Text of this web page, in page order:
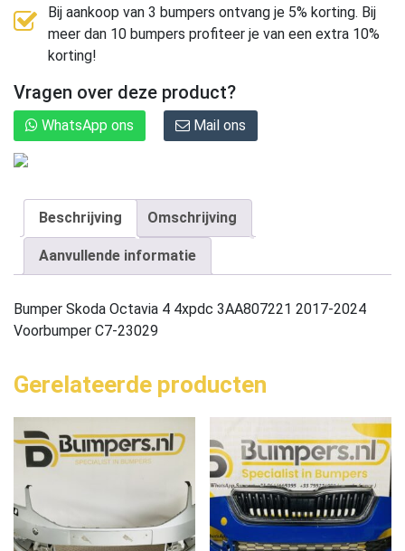
Bij aankoop van 3 bumpers ontvang je 5% korting. Bij
meer dan 10 bumpers profiteer je van een extra 10%
korting!
Vragen over deze product?
WhatsApp ons Mail ons
Beschrijving Omschrijving
Aanvullende informatie
Bumper Skoda Octavia 4 4xpdc 3AA807221 2017-2024
Voorbumper C7-23029
Gerelateerde producten